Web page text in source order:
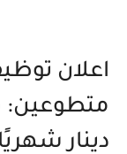
دينار شهريًا -